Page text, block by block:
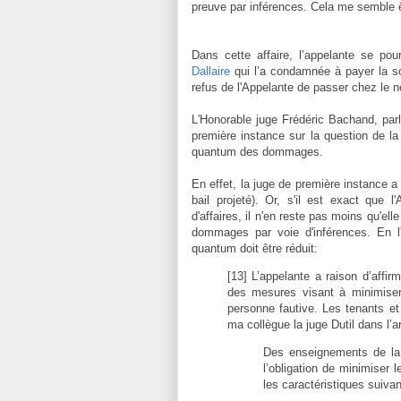
preuve par inférences. Cela me
Dans cette affaire, l’appelante se
Dallairequi l’a condamnée à payer la
refus de l'Appelante de passer chez le
L'Honorable juge Frédéric Bachand,
première instance sur la question de
quantum des dommages.
En effet, la juge de première instance
bail projeté). Or, s'il est exact que
d'affaires, il n'en reste pas moins
dommages par voie d'inférences.
quantum doit être réduit:
[13] L’appelante a raison
des mesures visant à
personne fautive. Les tenants
ma collègue la juge Dutil dans
Des enseignements de
l’obligation de minimiser
les caractéristiques